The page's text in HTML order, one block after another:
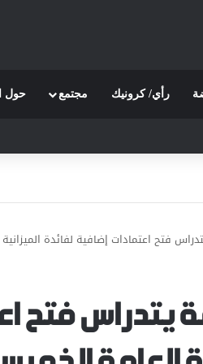
رأي/ كرونيك مجتمع حول
فتح اعتمادات إضافية لفائدة
فتح